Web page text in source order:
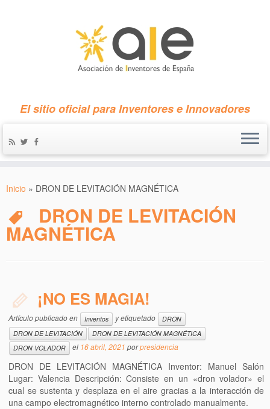
El sitio oficial para Inventores e Innovadores
Inicio » DRON DE LEVITACIÓN MAGNÉTICA
DRON DE LEVITACIÓN
MAGNÉTICA
¡NO ES MAGIA!
Artículo publicado en Inventos y etiquetado
DRON
DRON DE LEVITACIÓN
DRON DE LEVITACIÓN MAGNÉTICA
DRON VOLADOR
el 16 abril, 2021 porpresidencia
DRON DE LEVITACIÓN MAGNÉTICA Inventor: Manuel Salón
Lugar: Valencia Descripción: Consiste en un «dron volador» el
cual se sustenta y desplaza en el aire gracias a la interacción de
una campo electromagnético interno controlado manualmente.